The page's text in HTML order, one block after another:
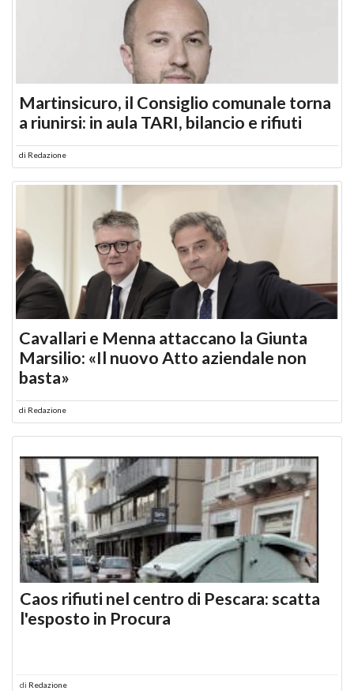
Martinsicuro, il Consiglio comunale torna
a riunirsi: in aula TARI, bilancio e rifiuti
di Redazione
Cavallari e Menna attaccano la Giunta
Marsilio: «Il nuovo Atto aziendale non
basta»
di Redazione
Caos rifiuti nel centro di Pescara: scatta
l'esposto in Procura
di Redazione